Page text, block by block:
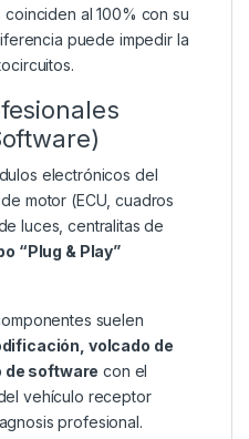
al 100% con su
puede impedir la
electrónicos del
motor (ECU, cuadros
luces, centralitas de
“Plug & Play”
suelen
volcado de
de software con el
vehículo receptor
profesional.